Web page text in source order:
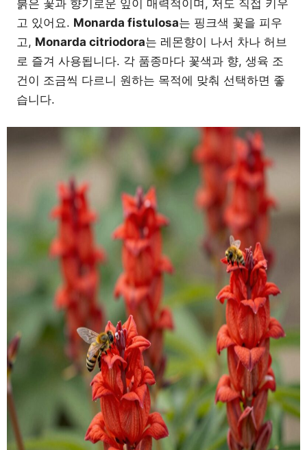
붉은 꽃과 향기로운 잎이 매력적이며, 저도 직접 키우
고 있어요. Monarda fistulosa는 핑크색 꽃을 피우
고, Monarda citriodora는 레몬향이 나서 차나 허브
로 즐겨 사용됩니다. 각 품종마다 꽃색과 향, 생육 조
건이 조금씩 다르니 원하는 목적에 맞춰 선택하면 좋
습니다.